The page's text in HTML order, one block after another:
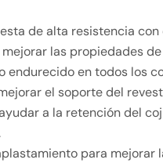
de alta resistencia con
las propiedades
endurecido en todos los
el soporte del
a la retención del
para mejorar